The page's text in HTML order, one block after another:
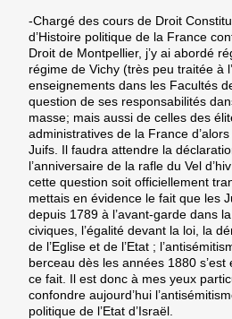
-Chargé des cours de Droit
d’Histoire politique de la France
Droit de Montpellier, j’y ai abordé
régime de Vichy (très peu traitée à
enseignements dans les Facultés
question de ses responsabilités
masse; mais aussi de celles des
administratives de la France
Juifs. Il faudra attendre la
l’anniversaire de la rafle du Vel
cette question soit officiellement
mettais en évidence le fait que les
depuis 1789 à l’avant-garde dans
civiques, l’égalité devant la loi, la
de l’Eglise et de l’Etat ;
berceau dès les années 1880
ce fait. Il est donc à mes yeux
confondre aujourd’hui
politique de l’Etat d’Israël.